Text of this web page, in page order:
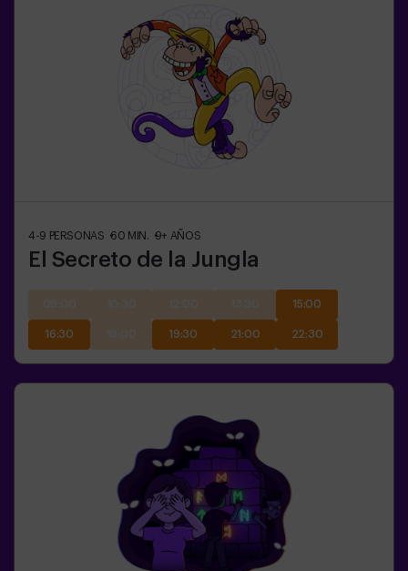
4-9 PERSONAS 60 MIN. 9+ AÑOS
El Secreto de la Jungla
15:00
16:30 19:30 21:00 22:30